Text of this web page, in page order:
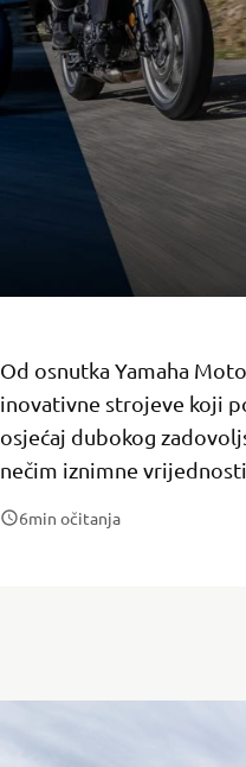
Od osnutka Yamaha
inovativne strojeve koji
osjećaj dubokog
nečim iznimne
6min očitanja